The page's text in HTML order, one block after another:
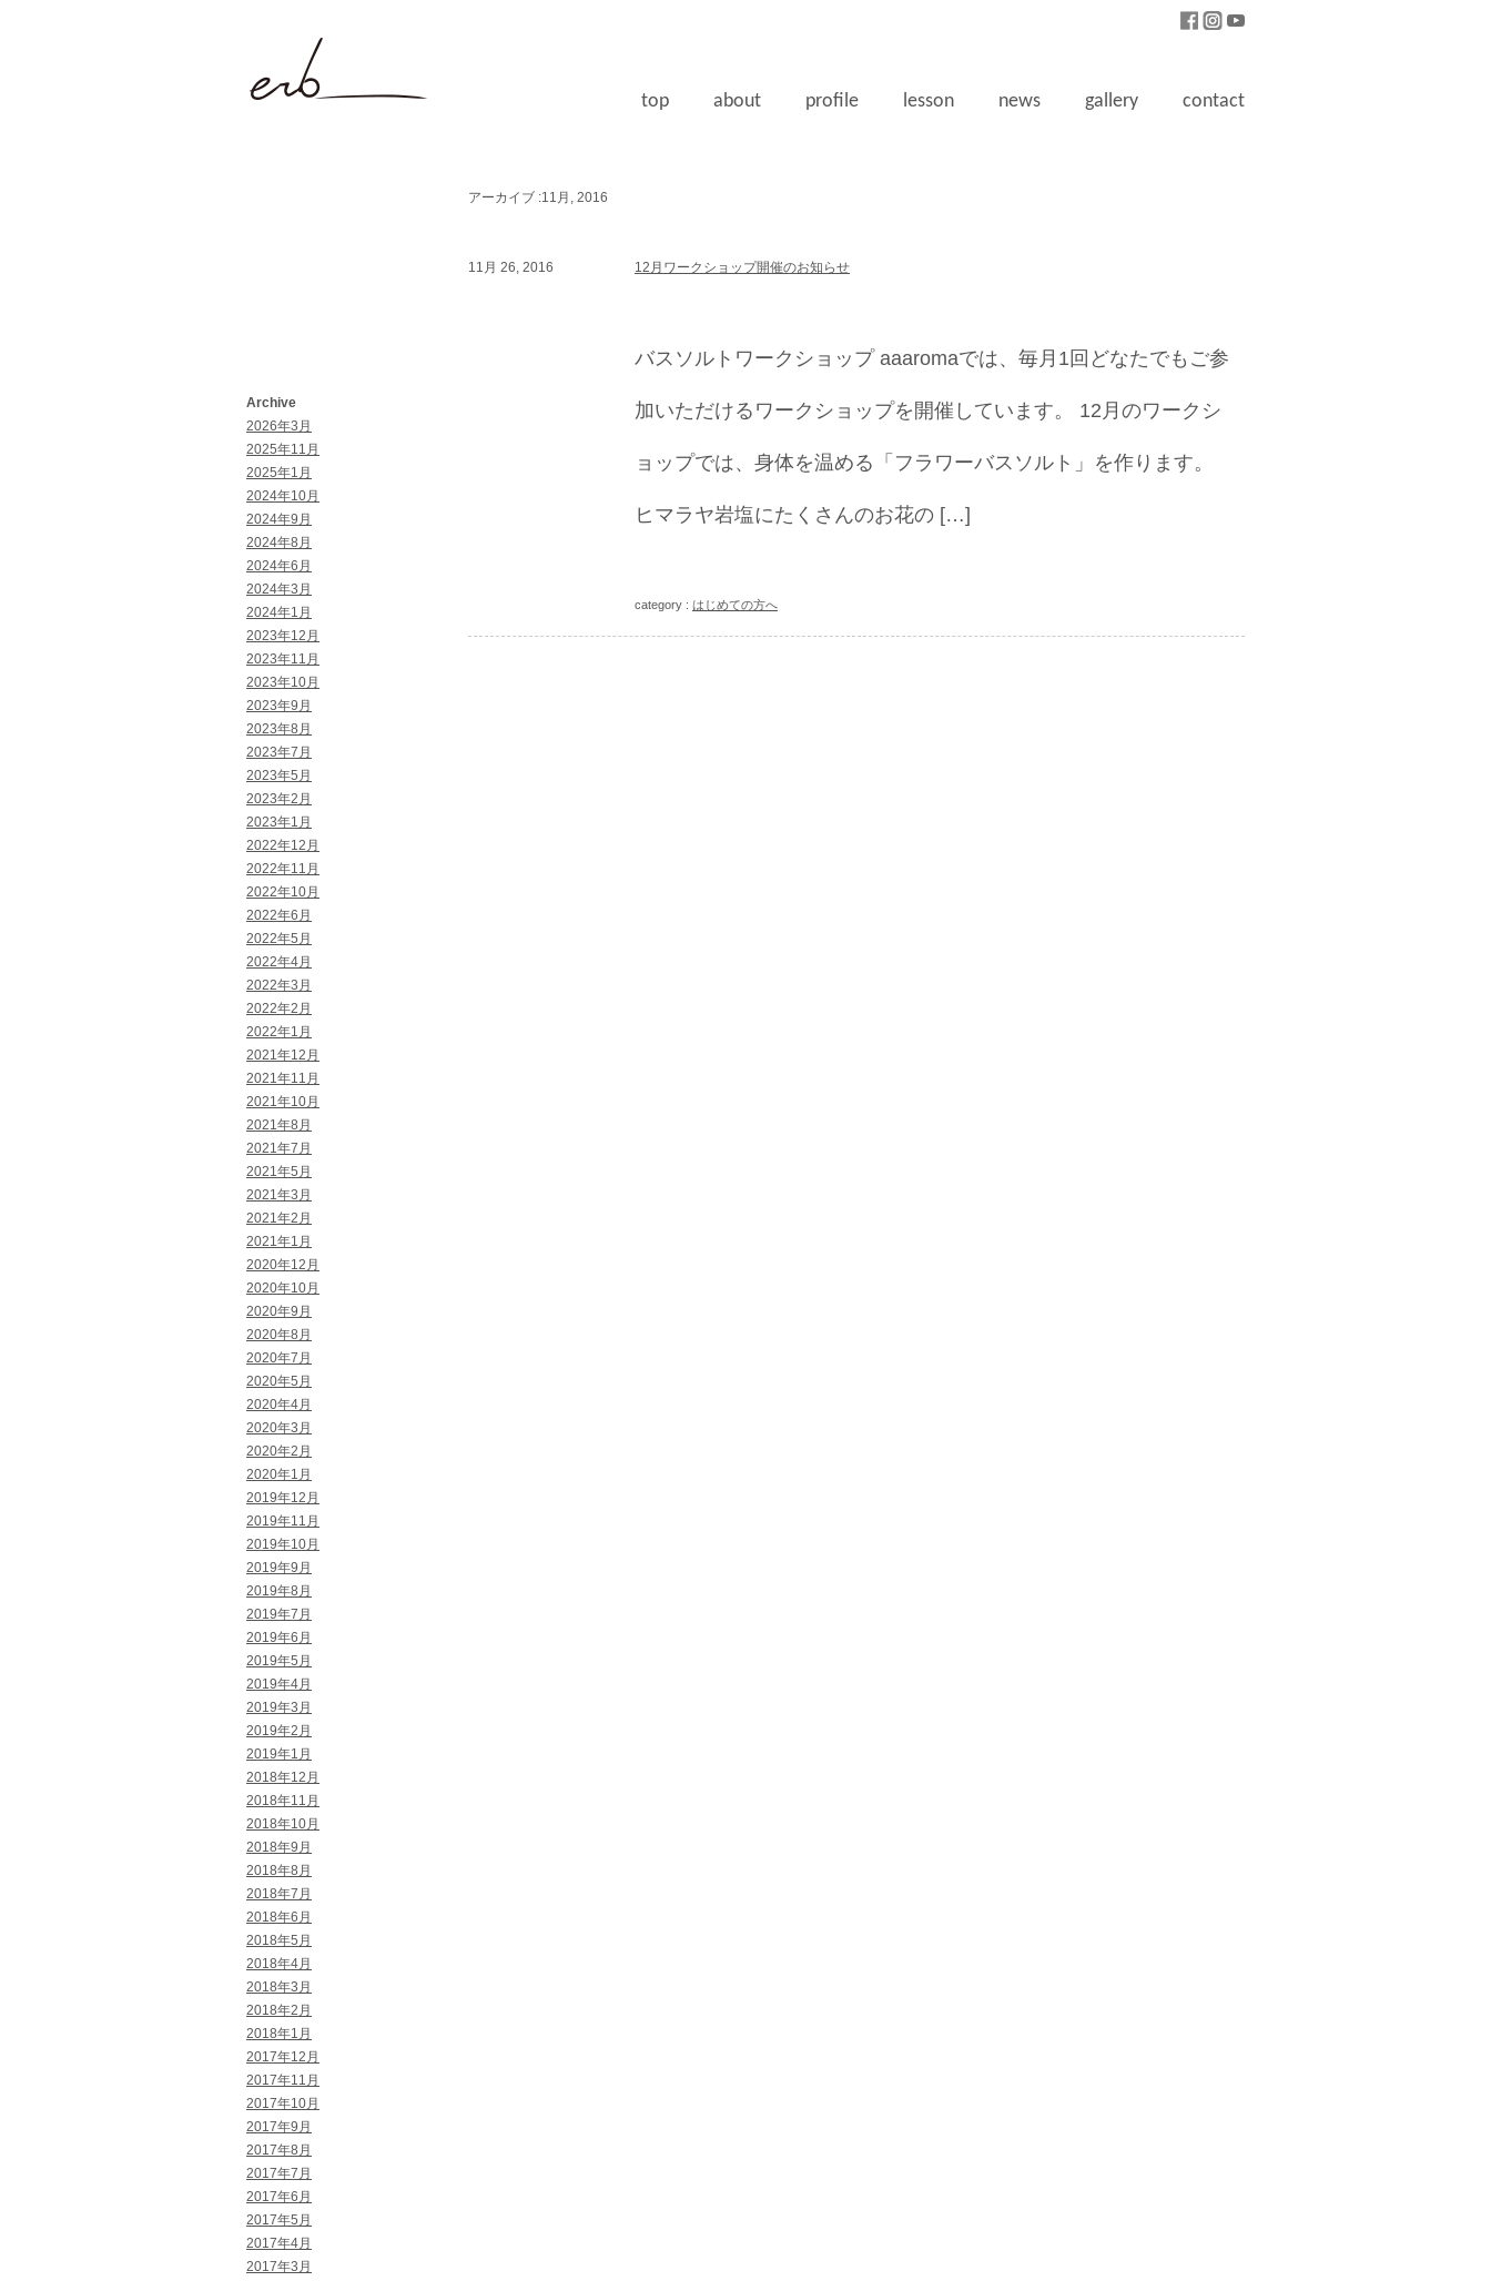
top about profile lesson news gallery contact
Archive
2026年3月
2025年11月
2025年1月
2024年10月
2024年9月
2024年8月
2024年6月
2024年3月
2024年1月
2023年12月
2023年11月
2023年10月
2023年9月
2023年8月
2023年7月
2023年5月
2023年2月
2023年1月
2022年12月
2022年11月
2022年10月
2022年6月
2022年5月
2022年4月
2022年3月
2022年2月
2022年1月
2021年12月
2021年11月
2021年10月
2021年8月
2021年7月
2021年5月
2021年3月
2021年2月
2021年1月
2020年12月
2020年10月
2020年9月
2020年8月
2020年7月
2020年5月
2020年4月
2020年3月
2020年2月
2020年1月
2019年12月
2019年11月
2019年10月
2019年9月
2019年8月
2019年7月
2019年6月
2019年5月
2019年4月
2019年3月
2019年2月
2019年1月
2018年12月
2018年11月
2018年10月
2018年9月
2018年8月
2018年7月
2018年6月
2018年5月
2018年4月
2018年3月
2018年2月
2018年1月
2017年12月
2017年11月
2017年10月
2017年9月
2017年8月
2017年7月
2017年6月
2017年5月
2017年4月
2017年3月
アーカイブ :11月, 2016
11月 26, 2016 12月ワークショップ開催のお知らせ
バスソルトワークショップ aaaromaでは、毎月1回どなたでもご参
加いただけるワークショップを開催しています。 12月のワークシ
ョップでは、身体を温める「フラワーバスソルト」を作ります。
ヒマラヤ岩塩にたくさんのお花の […]
category : はじめての方へ